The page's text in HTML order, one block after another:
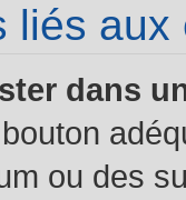
liés
dans
ou des